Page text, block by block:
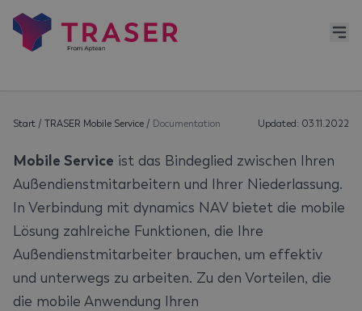
Start / TRASER Mobile Service / Documentation Updated: 03.11.2022
Mobile Service ist das Bindeglied zwischen Ihren
Außendienstmitarbeitern und Ihrer Niederlassung.
In Verbindung mit dynamics NAV bietet die mobile
Lösung zahlreiche Funktionen, die Ihre
Außendienstmitarbeiter brauchen, um effektiv
und unterwegs zu arbeiten. Zu den Vorteilen, die
die mobile Anwendung Ihren